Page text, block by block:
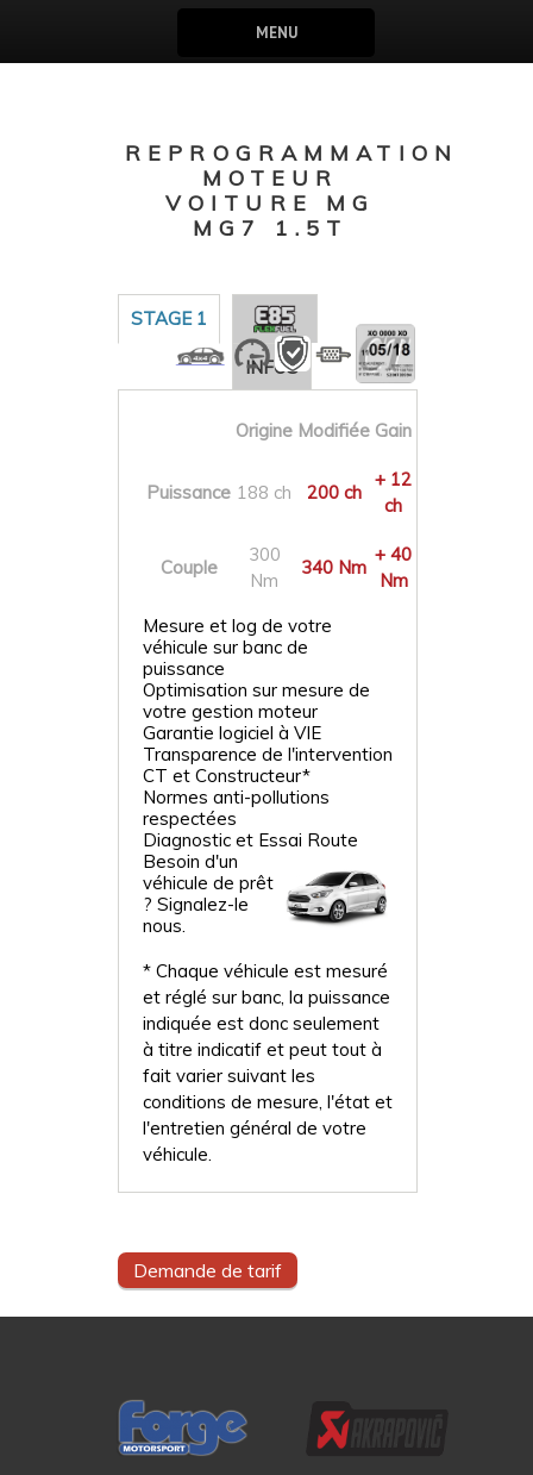
MENU
REPROGRAMMATION
MOTEUR
VOITURE MG
MG7 1.5T
STAGE 1
INFOS
Origine Modifiée Gain
Puissance 188 ch 200 ch
+ 12
ch
Couple
300
Nm
340 Nm
+ 40
Nm
Mesure et log de votre
véhicule sur banc de
puissance
Optimisation sur mesure de
votre gestion moteur
Garantie logiciel à VIE
Transparence de l'intervention
CT et Constructeur*
Normes anti-pollutions
respectées
Diagnostic et Essai Route
Besoin d'un
véhicule de prêt
? Signalez-le
nous.
* Chaque véhicule est mesuré
et réglé sur banc, la puissance
indiquée est donc seulement
à titre indicatif et peut tout à
fait varier suivant les
conditions de mesure, l'état et
l'entretien général de votre
véhicule.
Demande de tarif